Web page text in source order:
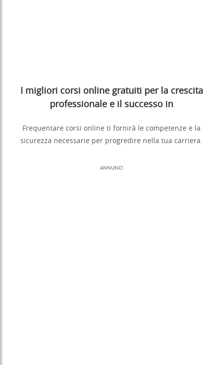
I migliori corsi online gratuiti per la crescita
professionale e il successo in
Frequentare corsi online ti fornirà le competenze e la
sicurezza necessarie per progredire nella tua carriera.
ANNUNCI